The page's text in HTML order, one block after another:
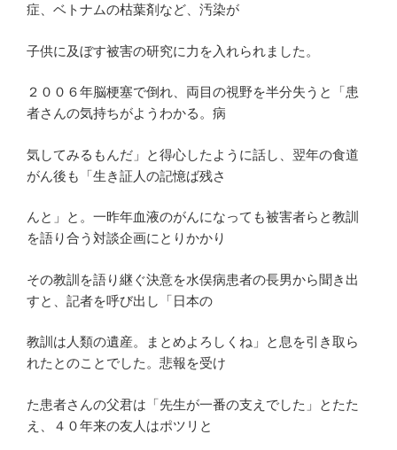
症、ベトナムの枯葉剤など、汚染が
子供に及ぼす被害の研究に力を入れられました。
２００６年脳梗塞で倒れ、両目の視野を半分失うと「患
者さんの気持ちがようわかる。病
気してみるもんだ」と得心したように話し、翌年の食道
がん後も「生き証人の記憶ば残さ
んと」と。一昨年血液のがんになっても被害者らと教訓
を語り合う対談企画にとりかかり
その教訓を語り継ぐ決意を水俣病患者の長男から聞き出
すと、記者を呼び出し「日本の
教訓は人類の遺産。まとめよろしくね」と息を引き取ら
れたとのことでした。悲報を受け
た患者さんの父君は「先生が一番の支えでした」とたた
え、４０年来の友人はポツリと